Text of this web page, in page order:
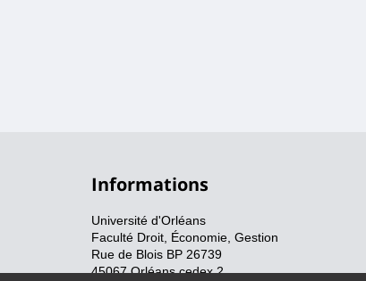
Informations
Université d'Orléans
Faculté Droit, Économie, Gestion
Rue de Blois BP 26739
45067 Orléans cedex 2